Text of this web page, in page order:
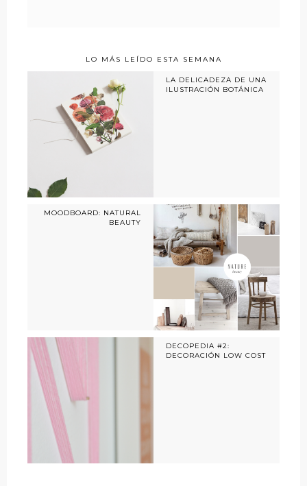
LO MÁS LEÍDO ESTA SEMANA
LA DELICADEZA DE UNA
ILUSTRACIÓN BOTÁNICA
MOODBOARD: NATURAL
BEAUTY
DECOPEDIA #2:
DECORACIÓN LOW COST